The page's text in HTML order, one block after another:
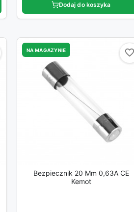
Dodaj do koszyka
NA MAGAZYNIE favorite_border
Bezpiecznik 20 Mm 0,63A CE
Kemot
favorite_border